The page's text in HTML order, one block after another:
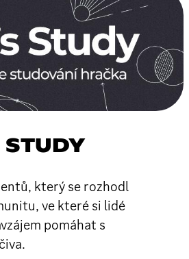
STUDY
který se rozhodl
ve které si lidé
pomáhat s